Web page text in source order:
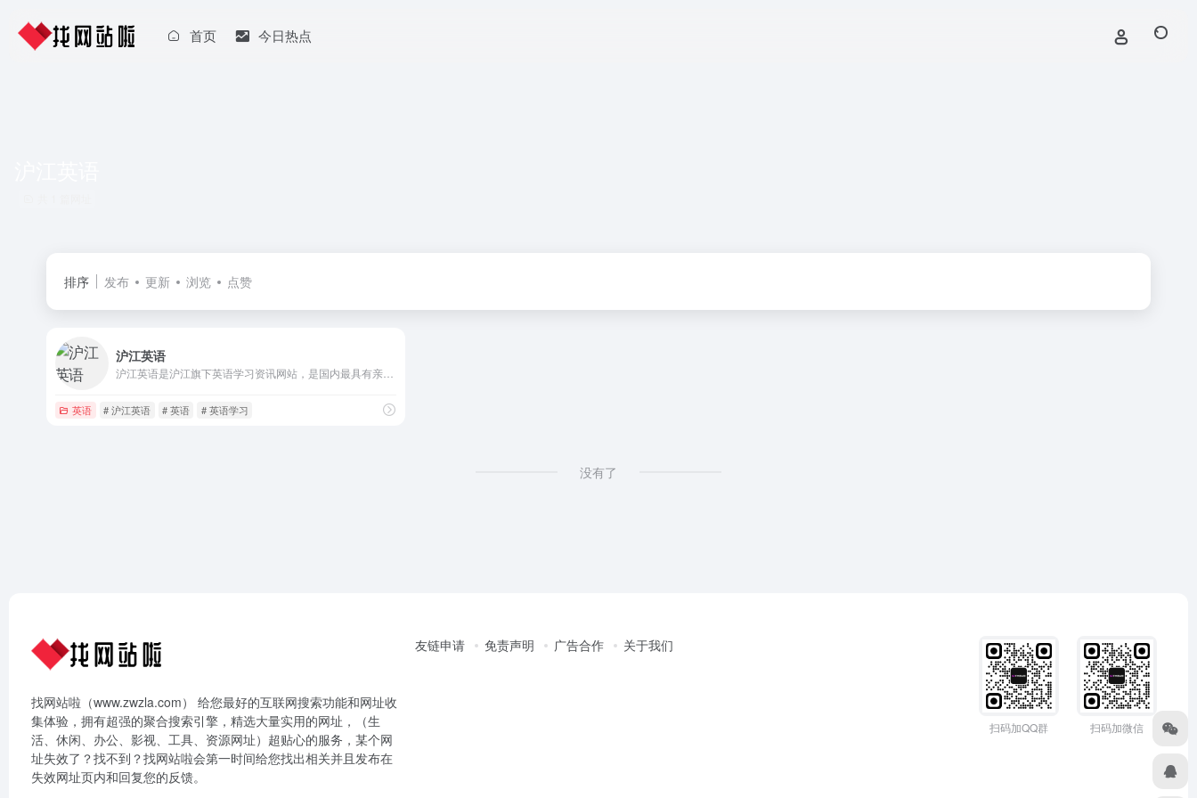
首页 今日热点
排序 发布 更新 浏览 点赞
沪江英语
英语 # 沪江英语 # 英语 # 英语学习
没有了
找网站啦（www.zwzla.com） 给您最好的互联网搜索功能和网址收
集体验，拥有超强的聚合搜索引擎，精选大量实用的网址，（生
活、休闲、办公、影视、工具、资源网址）超贴心的服务，某个网
址失效了？找不到？找网站啦会第一时间给您找出相关并且发布在
失效网址页内和回复您的反馈。
友链申请 免责声明 广告合作 关于我们
扫码加QQ群 扫码加微信